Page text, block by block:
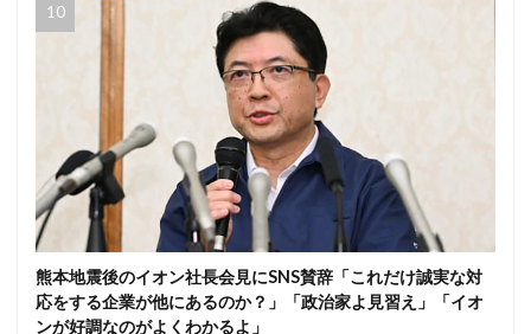
熊本地震後のイオン社長会見にSNS賛辞「これだけ誠実な対
応をする企業が他にあるのか？」「政治家よ見習え」「イオ
ンが好調なのがよくわかるよ」